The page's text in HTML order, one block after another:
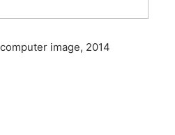
image, 2014